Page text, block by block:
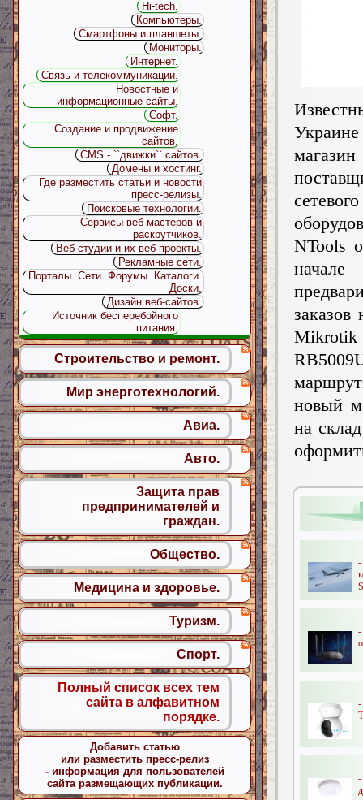
-
-
-
сетевого
NTools
заказов
Mikrotik
новый
на
Hi-tech.
Компьютеры.
Смартфоны и планшеты.
Мониторы.
Интернет.
Связь и телекоммуникации.
Новостные и
информационные сайты.
Софт.
Создание и продвижение
сайтов.
CMS - ``движки`` сайтов.
Домены и хостинг.
Где разместить статьи и новости
пресс-релизы.
Поисковые технологии.
Сервисы веб-мастеров и
раскрутчиков.
Веб-студии и их веб-проекты.
Рекламные сети.
Порталы. Сети. Форумы. Каталоги.
Доски.
Дизайн веб-сайтов.
Источник бесперебойного
питания.
Строительство и ремонт.
Мир энерготехнологий.
Авиа.
Авто.
Защита прав
предпринимателей и
граждан.
Общество.
Медицина и здоровье.
Туризм.
Спорт.
Полный список всех тем
сайта в алфавитном
порядке.
Добавить статью
или разместить пресс-релиз
- информация для пользователей
сайта размещающих публикации.